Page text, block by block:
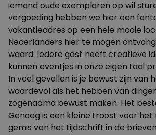
iemand oude exemplaren op wil
vergoeding hebben we hier een
vakantieadres op een hele mooie
Nederlanders hier te mogen
waard. Iedere gast heeft creatieve
kunnen eventjes in onze eigen taal
In veel gevallen is je bewust zijn van
waardevol als het hebben van
zogenaamd bewust maken. Het
Genoeg is een kleine troost voor
gemis van het tijdschrift in de